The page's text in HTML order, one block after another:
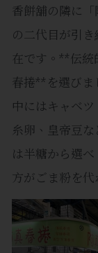
香餅舖の隣に
の二代目が引
在です。**伝
春捲**を選びま
中にはキャベ
糸卵、皇帝豆
は半糖から選
方がごま粉を